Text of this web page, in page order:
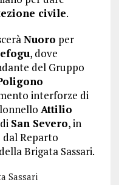
civile.
Nuoro per
, dove
del Gruppo
interforze di
Attilio
San Severo, in
dal Reparto
della Brigata Sassari.
Sassari